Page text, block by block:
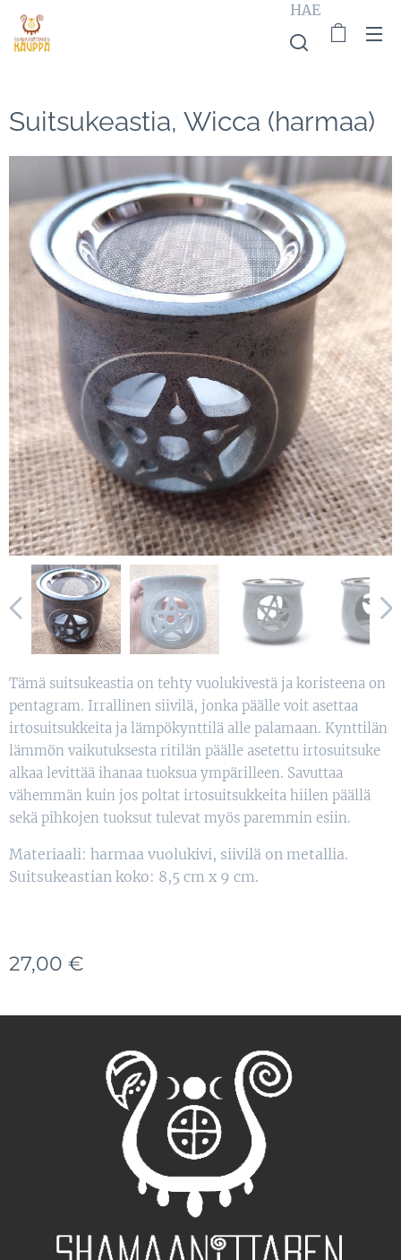
HAE
Suitsukeastia, Wicca (harmaa)
Tämä suitsukeastia on tehty vuolukivestä ja koristeena on
pentagram. Irrallinen siivilä, jonka päälle voit asettaa
irtosuitsukkeita ja lämpökynttilä alle palamaan. Kynttilän
lämmön vaikutuksesta ritilän päälle asetettu irtosuitsuke
alkaa levittää ihanaa tuoksua ympärilleen. Savuttaa
vähemmän kuin jos poltat irtosuitsukkeita hiilen päällä
sekä pihkojen tuoksut tulevat myös paremmin esiin.
Materiaali: harmaa vuolukivi, siivilä on metallia.
Suitsukeastian koko: 8,5 cm x 9 cm.
27,00 €